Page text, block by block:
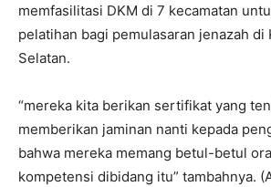
memfasilitasi DKM di 7 kecamatan
pelatihan bagi pemulasaran jenazah di
Selatan.
“mereka kita berikan sertifikat yang
memberikan jaminan nanti kepada
bahwa mereka memang betul-betul
kompetensi dibidang itu” tambahnya.